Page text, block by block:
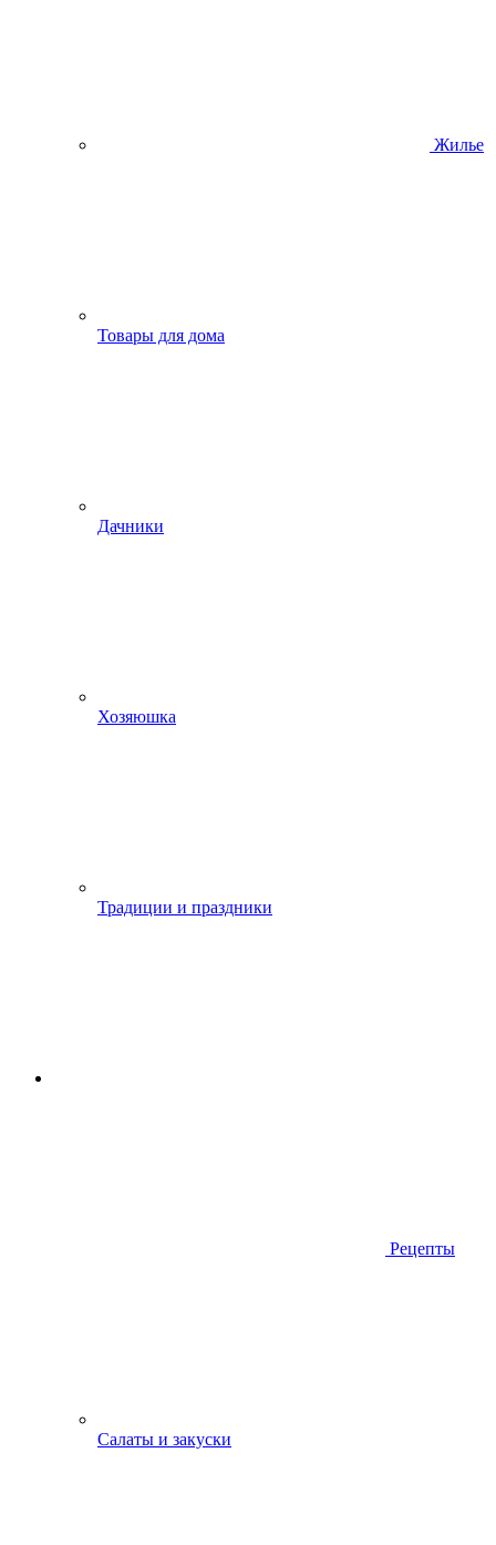
Жилье
Товары для дома
Дачники
Хозяюшка
Традиции и праздники
Рецепты
Салаты и закуски